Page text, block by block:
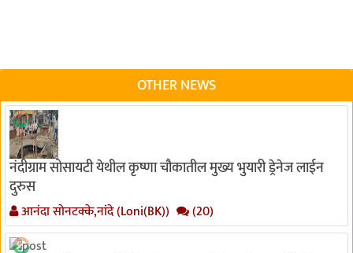
OTHER NEWS
नंदीग्राम सोसायटी येथील कृष्णा चौकातील मुख्य भुयारी ड्रेनेज लाईन
दुरुस
आनंदा सोनटक्के,नांदे (Loni(BK)) (20)